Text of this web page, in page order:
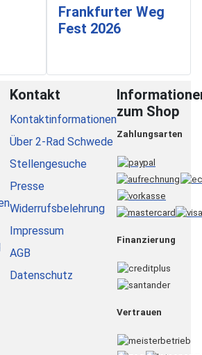
Frankfurter Weg
Fest 2026
Kontakt
Kontaktinformationen
Über 2-Rad Schwede
Stellengesuche
Presse
Widerrufsbelehrung
Impressum
AGB
Datenschutz
zum Shop
Zahlungsarten
Finanzierung
Vertrauen